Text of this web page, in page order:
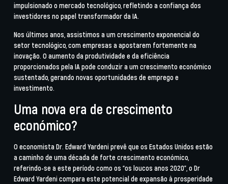
impulsionado o mercado tecnológico, refletindo a confiança dos
investidores no papel transformador da IA.
Nos últimos anos, assistimos a um crescimento exponencial do
setor tecnológico, com empresas a apostarem fortemente na
inovação. O aumento da produtividade e da eficiência
proporcionados pela IA pode conduzir a um crescimento económico
sustentado, gerando novas oportunidades de emprego e
investimento.
Uma nova era de crescimento
económico?
O economista Dr. Edward Yardeni prevê que os Estados Unidos estão
a caminho de uma década de forte crescimento económico,
referindo-se a este período como os “os loucos anos 2020”, o Dr
Edward Yardeni compara este potencial de expansão à prosperidade